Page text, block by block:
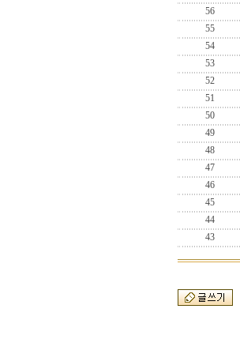
56
55
54
53
52
51
50
49
48
47
46
45
44
43